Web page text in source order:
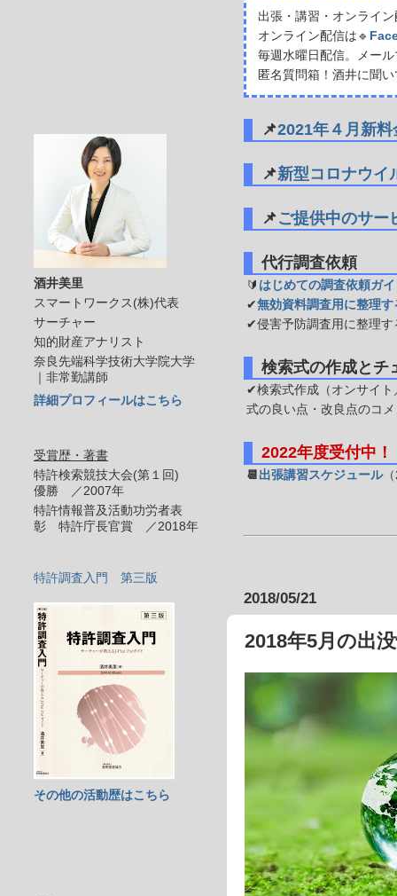
出張・講習・オンライ
オンライン配信は🔹
毎週水曜日配信。メー
匿名質問箱！酒井に聞
📌2021年４月新
📌新型コロナウイ
📌ご提供中のサー
代行調査依頼
🔰 はじめての調査依頼ガ
✔無効資料調査用に整理
✔侵害予防調査用に整理す
検索式の作成とチ
✔検索式作成（オンサイト
式の良い点・改良点のコ
2022年度受付中！
📆 出張講習スケジュール
2018/05/21
2018年5月の出
酒井美里
スマートワークス(株)代表
サーチャー
知的財産アナリスト
奈良先端科学技術大学院大学
｜非常勤講師
詳細プロフィールはこちら
受賞歴・著書
特許検索競技大会(第１回)
優勝 ／2007年
特許情報普及活動功労者表
彰 特許庁長官賞 ／2018年
特許調査入門 第三版
その他の活動歴はこちら